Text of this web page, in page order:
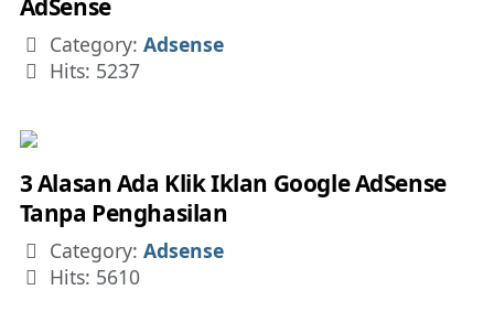
AdSense
Details
Category: Adsense
Hits: 5237
3 Alasan Ada Klik Iklan Google AdSense
Tanpa Penghasilan
Details
Category: Adsense
Hits: 5610